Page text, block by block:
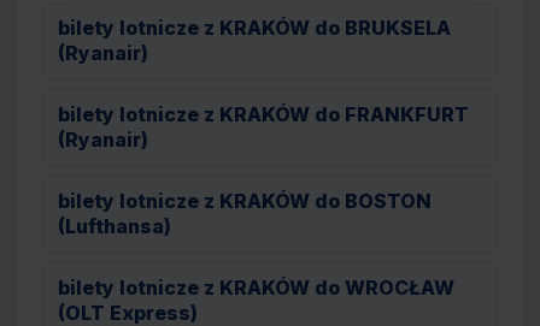
bilety lotnicze z KRAKÓW do BRUKSELA
(Ryanair)
bilety lotnicze z KRAKÓW do FRANKFURT
(Ryanair)
bilety lotnicze z KRAKÓW do BOSTON
(Lufthansa)
bilety lotnicze z KRAKÓW do WROCŁAW
(OLT Express)